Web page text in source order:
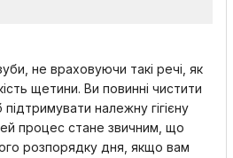
не враховуючи такі речі, як
щетини. Ви повинні чистити
належну гігієну
процес стане звичним, що
розпорядку дня, якщо вам